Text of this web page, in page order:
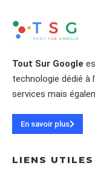
Tout Sur Google
technologie dédié à
services mais
En savoir plus
LIENS UTILES